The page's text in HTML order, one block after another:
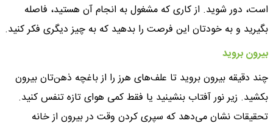
است، دور شوید. از کاری که مشغول به انجام آن هستید، فاصله
بگیرید و به خودتان این فرصت را بدهید که به چیز دیگری فکر کنید.
بیرون بروید
چند دقیقه بیرون بروید تا علف‌های هرز را از باغچه ذهن‌تان بیرون
بکشید. زیر نور آفتاب بنشینید یا فقط کمی هوای تازه تنفس کنید.
تحقیقات نشان می‌دهد که سپری کردن وقت در بیرون از خانه